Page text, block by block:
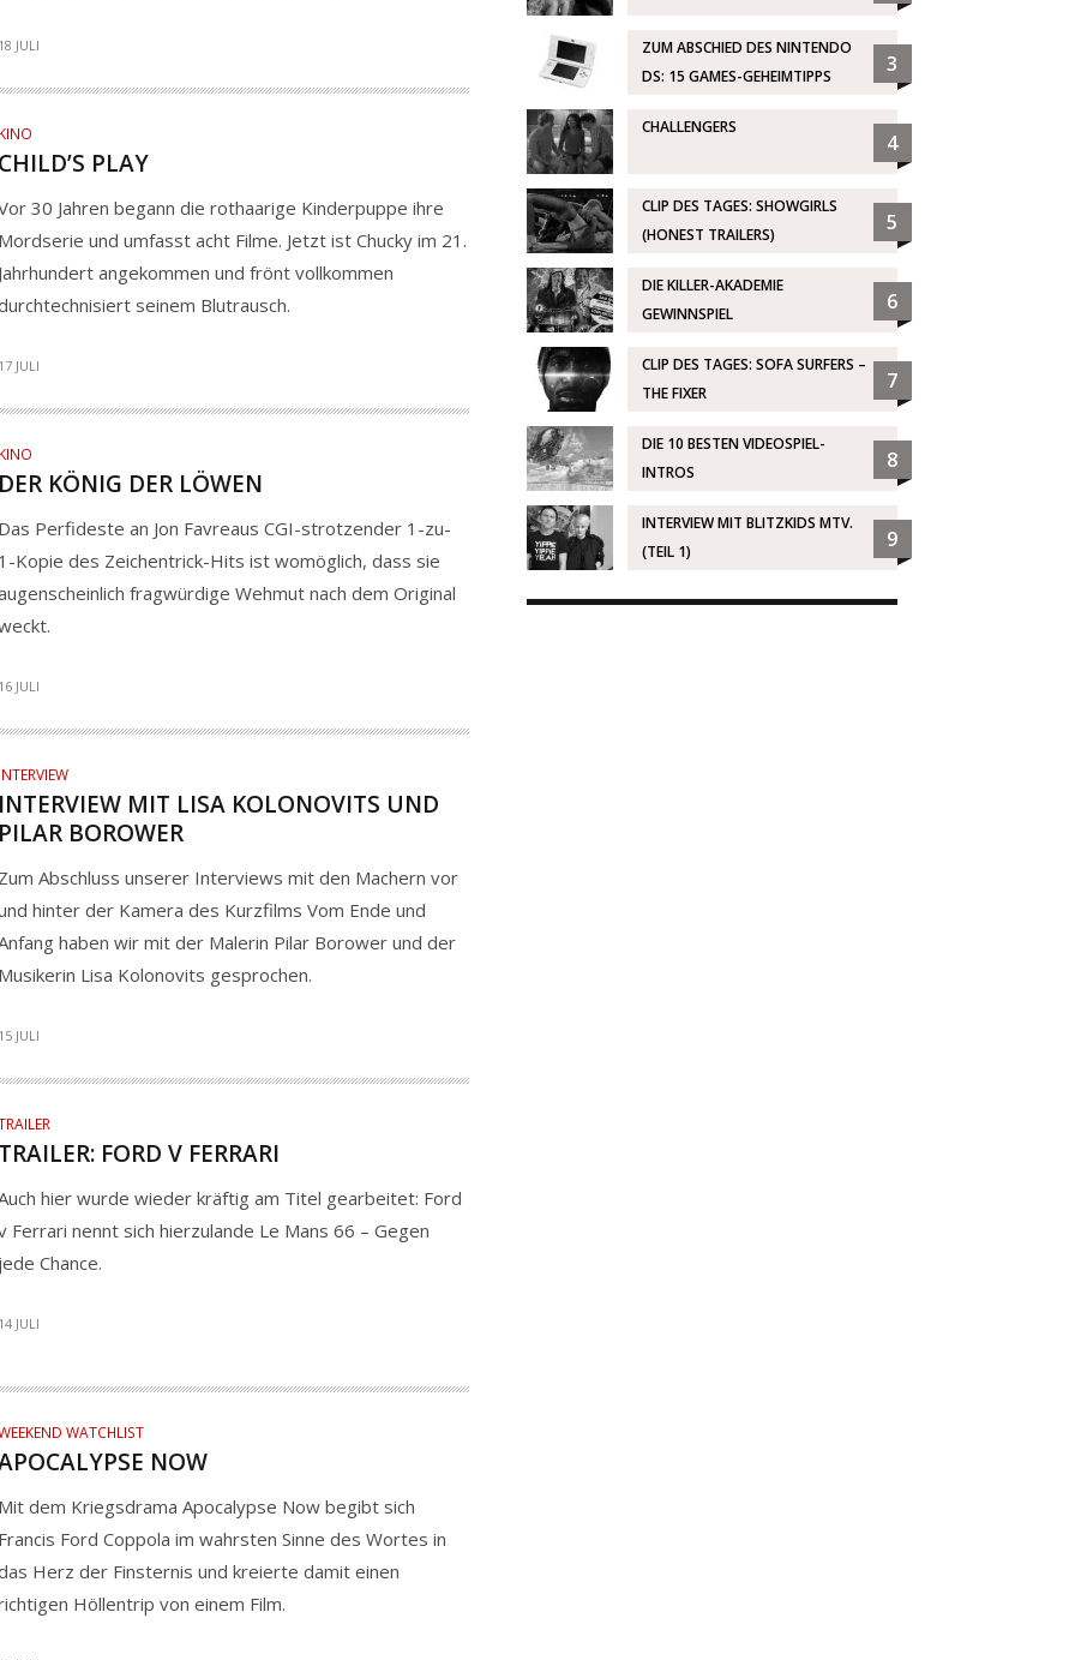
JULI
PLAY
30 Jahren begann die rothaarige Kinderpuppe ihre
und umfasst acht Filme. Jetzt ist Chucky im 21.
angekommen und frönt vollkommen
seinem Blutrausch.
JULI
KÖNIG DER LÖWEN
Perfideste an Jon Favreaus CGI-strotzender 1-zu-
Kopie des Zeichentrick-Hits ist womöglich, dass sie
fragwürdige Wehmut nach dem Original
JULI
MIT LISA KOLONOVITS UND
BOROWER
Abschluss unserer Interviews mit den Machern vor
hinter der Kamera des Kurzfilms Vom Ende und
haben wir mit der Malerin Pilar Borower und der
Lisa Kolonovits gesprochen.
JULI
FORD V FERRARI
hier wurde wieder kräftig am Titel gearbeitet: Ford
Ferrari nennt sich hierzulande Le Mans 66 – Gegen
Chance.
JULI
WATCHLIST
NOW
dem Kriegsdrama Apocalypse Now begibt sich
Ford Coppola im wahrsten Sinne des Wortes in
Herz der Finsternis und kreierte damit einen
Höllentrip von einem Film.
ZUM ABSCHIED DES NINTENDO
DS: 15 GAMES-GEHEIMTIPPS
3
CHALLENGERS
4
CLIP DES TAGES: SHOWGIRLS
(HONEST TRAILERS)
5
DIE KILLER-AKADEMIE
GEWINNSPIEL
6
CLIP DES TAGES: SOFA SURFERS –
THE FIXER
7
DIE 10 BESTEN VIDEOSPIEL-
INTROS
8
INTERVIEW MIT BLITZKIDS MTV.
(TEIL 1)
9